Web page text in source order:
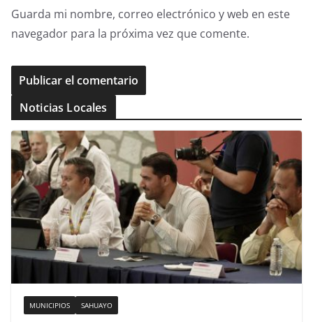
Guarda mi nombre, correo electrónico y web en este
navegador para la próxima vez que comente.
Noticias Locales
MUNICIPIOS SAHUAYO